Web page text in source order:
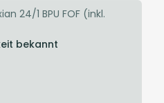
24/1 BPU FOF (inkl.
bekannt